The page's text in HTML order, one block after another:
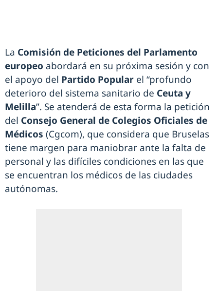
La Comisión de Peticiones del Parlamento
europeo abordará en su próxima sesión y con
el apoyo del Partido Popular el “profundo
deterioro del sistema sanitario de Ceuta y
Melilla”. Se atenderá de esta forma la petición
del Consejo General de Colegios Oficiales de
Médicos (Cgcom), que considera que Bruselas
tiene margen para maniobrar ante la falta de
personal y las difíciles condiciones en las que
se encuentran los médicos de las ciudades
autónomas.